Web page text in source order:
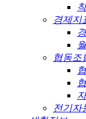
경제지
협동조
전기자